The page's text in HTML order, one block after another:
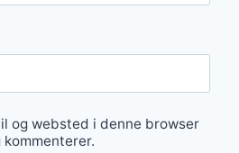
og websted i denne browser